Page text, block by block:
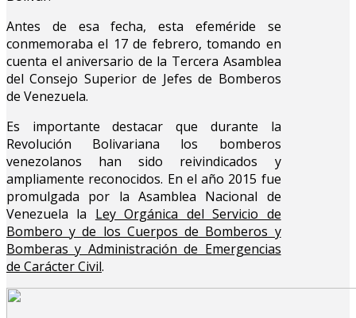
Antes de esa fecha, esta efeméride se
conmemoraba el 17 de febrero, tomando en
cuenta el aniversario de la Tercera Asamblea
del Consejo Superior de Jefes de Bomberos
de Venezuela.
Es importante destacar que durante la
Revolución Bolivariana los bomberos
venezolanos han sido reivindicados y
ampliamente reconocidos. En el año 2015 fue
promulgada por la Asamblea Nacional de
Venezuela la Ley Orgánica del Servicio de
Bombero y de los Cuerpos de Bomberos y
Bomberas y Administración de Emergencias
de Carácter Civil.